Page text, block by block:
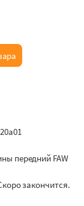
передний FAW
закончится.